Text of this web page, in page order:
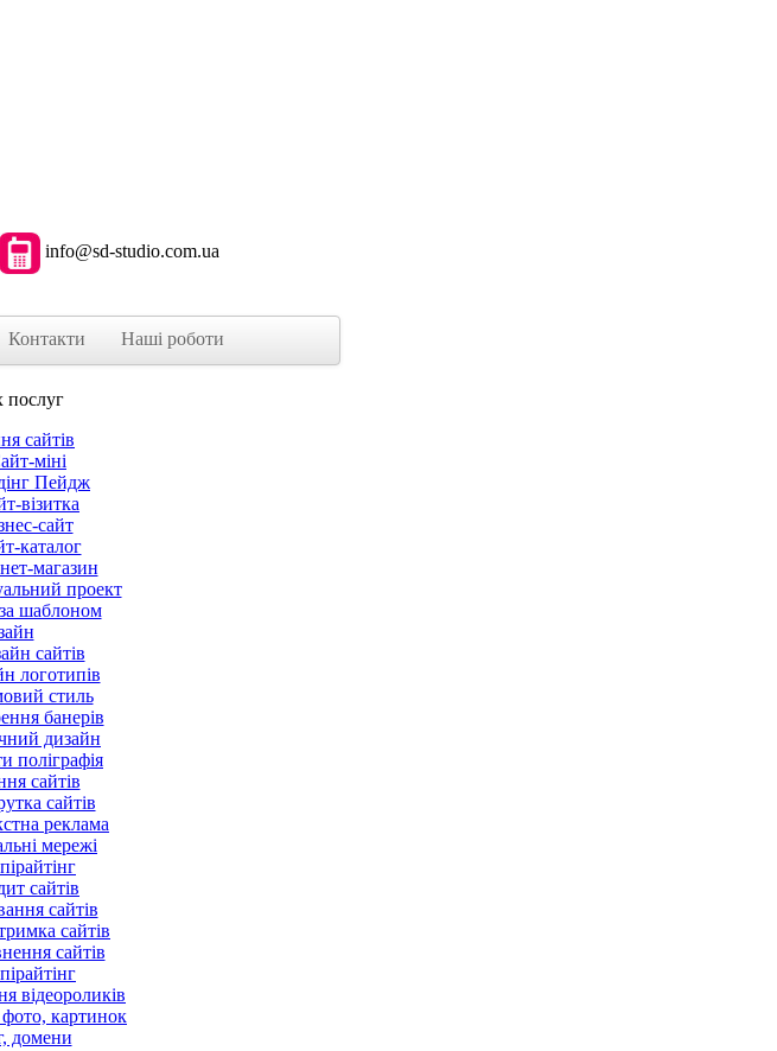
info@sd-studio.com.ua
Контакти Наші роботи
сайтів
міні
Пейдж
візитка
сайт
каталог
магазин
проект
шаблоном
сайтів
логотипів
стиль
банерів
дизайн
поліграфія
сайтів
сайтів
реклама
мережі
сайтів
сайтів
сайтів
сайтів
відеороликів
картинок
домени